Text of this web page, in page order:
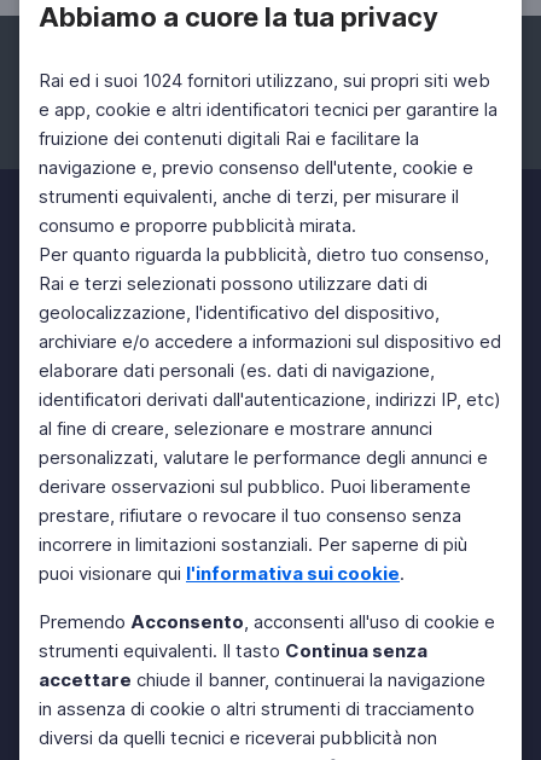
Abbiamo a cuore la tua privacy
Rai ed i suoi 1024 fornitori utilizzano, sui propri siti web
e app, cookie e altri identificatori tecnici per garantire la
fruizione dei contenuti digitali Rai e facilitare la
navigazione e, previo consenso dell'utente, cookie e
strumenti equivalenti, anche di terzi, per misurare il
consumo e proporre pubblicità mirata.
Per quanto riguarda la pubblicità, dietro tuo consenso,
Rai e terzi selezionati possono utilizzare dati di
geolocalizzazione, l'identificativo del dispositivo,
archiviare e/o accedere a informazioni sul dispositivo ed
elaborare dati personali (es. dati di navigazione,
identificatori derivati dall'autenticazione, indirizzi IP, etc)
al fine di creare, selezionare e mostrare annunci
personalizzati, valutare le performance degli annunci e
derivare osservazioni sul pubblico. Puoi liberamente
prestare, rifiutare o revocare il tuo consenso senza
incorrere in limitazioni sostanziali. Per saperne di più
puoi visionare qui l'informativa sui cookie.
Premendo Acconsento, acconsenti all'uso di cookie e
strumenti equivalenti. Il tasto Continua senza
accettare chiude il banner, continuerai la navigazione
in assenza di cookie o altri strumenti di tracciamento
diversi da quelli tecnici e riceverai pubblicità non
Facebook Instagram Twitter